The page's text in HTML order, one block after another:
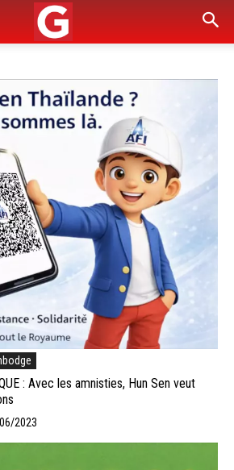
: Avec les amnisties, Hun Sen veut
2023